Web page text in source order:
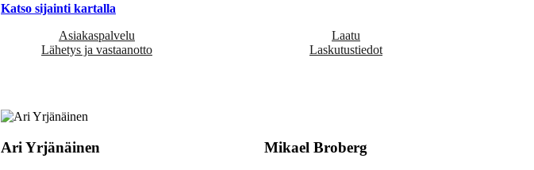
Katso sijainti kartalla
Asiakaspalvelu
Laatu
Lähetys ja vastaanotto Laskutustiedot
Ari Yrjänäinen Mikael Broberg